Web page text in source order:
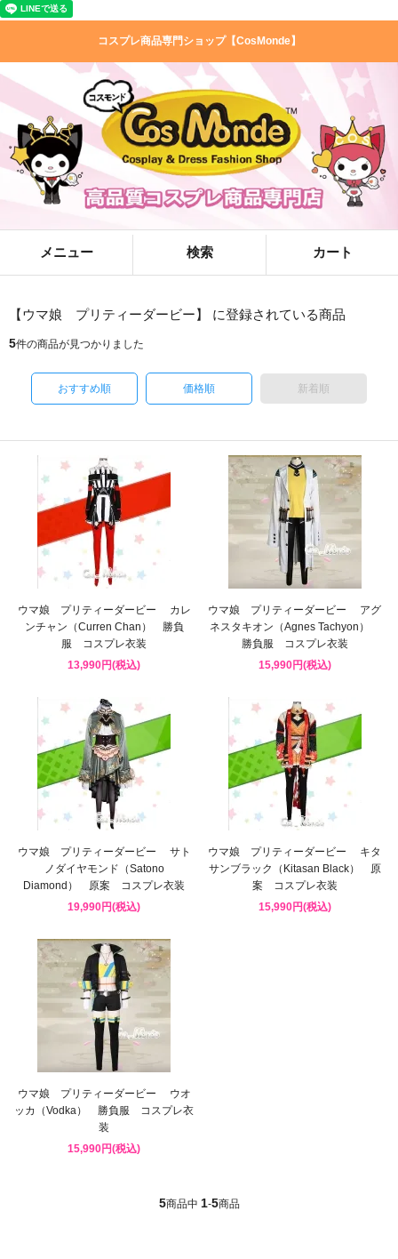
コスプレ商品専門ショップ【CosMonde】
メニュー 検索 カート
【ウマ娘 プリティーダービー】 に登録されている商品
5件の商品が見つかりました
おすすめ順 価格順 新着順
ウマ娘 プリティーダービー カレ
ンチャン（Curren Chan） 勝負
服 コスプレ衣装
13,990円(税込)
ウマ娘 プリティーダービー アグ
ネスタキオン（Agnes Tachyon）
勝負服 コスプレ衣装
15,990円(税込)
ウマ娘 プリティーダービー サト
ノダイヤモンド（Satono
Diamond） 原案 コスプレ衣装
19,990円(税込)
ウマ娘 プリティーダービー キタ
サンブラック（Kitasan Black） 原
案 コスプレ衣装
15,990円(税込)
ウマ娘 プリティーダービー ウオ
ッカ（Vodka） 勝負服 コスプレ衣
装
15,990円(税込)
5商品中 1-5商品